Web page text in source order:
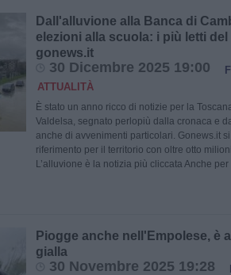
Dall'alluvione alla Banca di
elezioni alla scuola: i più letti del
gonews.it
30 Dicembre 2025 19:00
ATTUALITÀ
È stato un anno ricco di notizie per la
Valdelsa, segnato perlopiù dalla cronaca e
anche di avvenimenti particolari. Gonews.it
riferimento per il territorio con oltre otto
L’alluvione è la notizia più cliccata Anche
Piogge anche nell'Empolese, è
gialla
30 Novembre 2025 19:28